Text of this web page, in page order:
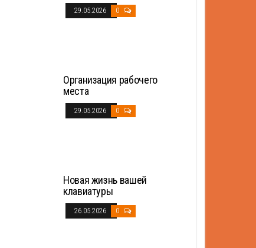
29.05.2026 0
Организация рабочего
места
29.05.2026 0
Новая жизнь вашей
клавиатуры
26.05.2026 0